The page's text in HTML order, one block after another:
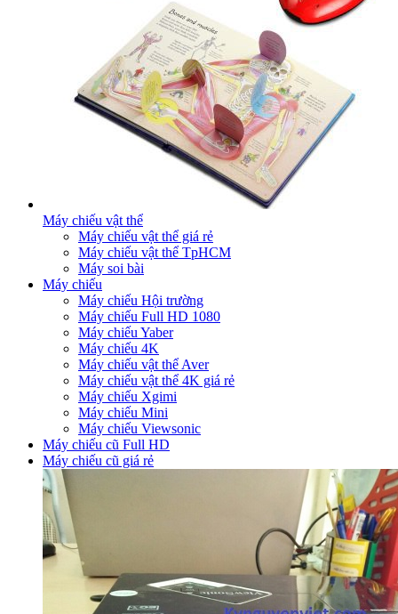
Máy chiếu vật thể
Máy chiếu vật thể giá rẻ
Máy chiếu vật thể TpHCM
Máy soi bài
Máy chiếu
Máy chiếu Hội trường
Máy chiếu Full HD 1080
Máy chiếu Yaber
Máy chiếu 4K
Máy chiếu vật thể Aver
Máy chiếu vật thể 4K giá rẻ
Máy chiếu Xgimi
Máy chiếu Mini
Máy chiếu Viewsonic
Máy chiếu cũ Full HD
Máy chiếu cũ giá rẻ